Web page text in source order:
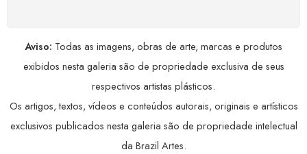
Aviso: Todas as imagens, obras de arte, marcas e produtos
exibidos nesta galeria são de propriedade exclusiva de seus
respectivos artistas plásticos.
Os artigos, textos, vídeos e conteúdos autorais, originais e artísticos
exclusivos publicados nesta galeria são de propriedade intelectual
da Brazil Artes.